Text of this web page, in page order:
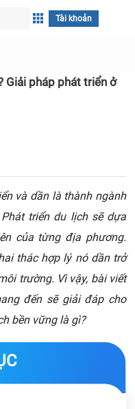
Tài khoản
Giải pháp phát triển ở
và dần là thành ngành
triển du lịch sẽ dựa
của từng địa phương.
thác hợp lý nó dần trở
trường. Vì vậy, bài viết
đến sẽ giải đáp cho
bền vững là gì?